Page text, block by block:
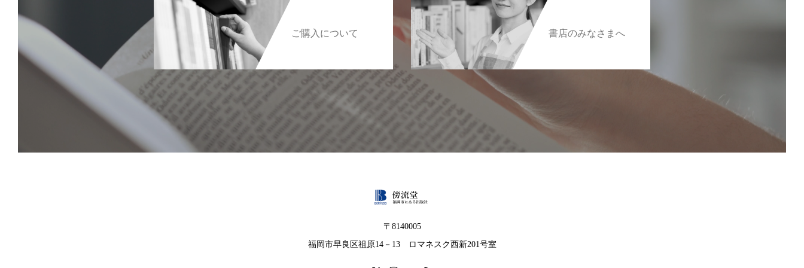
ご購入について 書店のみなさまへ
〒8140005
福岡市早良区祖原14－13 ロマネスク西新201号室